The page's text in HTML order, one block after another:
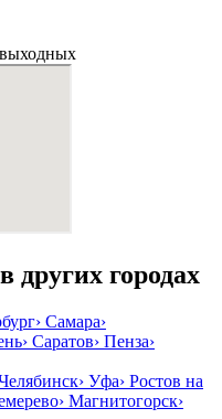
других городах
› Самара›
› Саратов› Пенза›
› Уфа› Ростов на
› Магнитогорск›